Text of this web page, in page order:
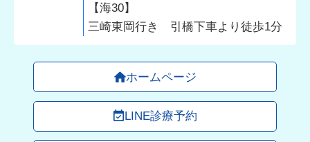
【海30】
三崎東岡行き 引橋下車より徒歩1分
ホームページ
LINE診療予約